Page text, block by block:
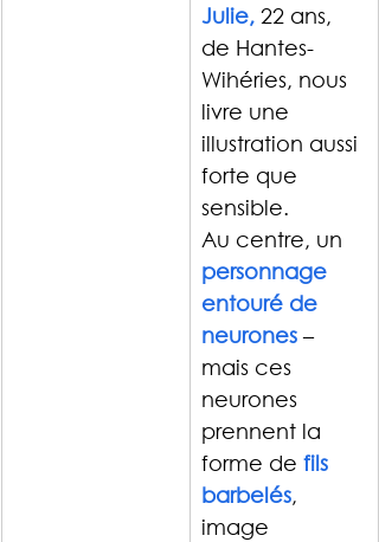
Julie, 22 ans,
de Hantes-
Wihéries, nous
livre une
illustration aussi
forte que
sensible.
Au centre, un
personnage
entouré de
neurones –
mais ces
neurones
prennent la
forme de fils
barbelés,
image